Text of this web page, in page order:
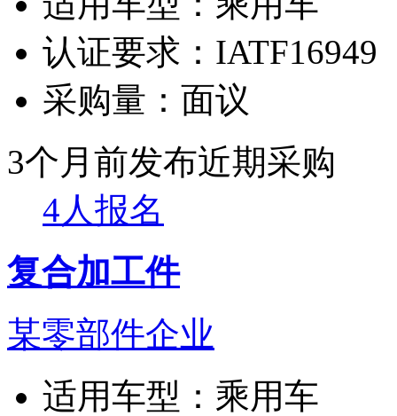
认证要求： IATF16949
采购量： 面议
3个月前发布近期采购
4人报名
复合加工件
某零部件企业
适用车型： 乘用车